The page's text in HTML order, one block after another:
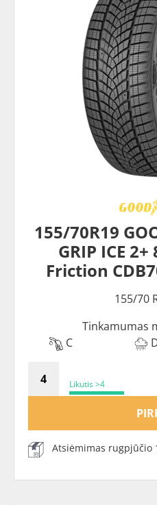
155/70R19
GRIP ICE
Friction
155/70
Tinkamumas
C
Likutis >4
Atsiėmimas rugpjūčio